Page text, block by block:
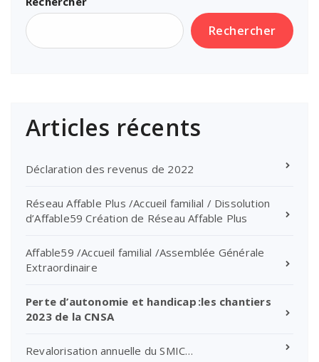
Rechercher
Articles récents
Déclaration des revenus de 2022
Réseau Affable Plus /Accueil familial / Dissolution
d’Affable59 Création de Réseau Affable Plus
Affable59 /Accueil familial /Assemblée Générale
Extraordinaire
Perte d’autonomie et handicap :les chantiers
2023 de la CNSA
Revalorisation annuelle du SMIC…